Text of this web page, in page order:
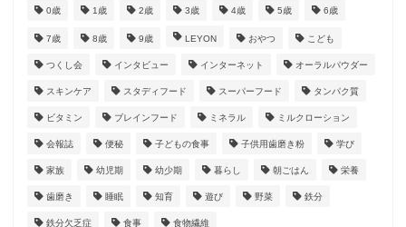
0歳 1歳 2歳 3歳 4歳 5歳 6歳
7歳 8歳 9歳 LEYON おやつ こども
つくし会 インタビュー インターネット オーラルパウダー
スキンケア スタディフード スーパーフード タンパク質
ビタミン ブレインフード ミネラル ミルクローション
会報誌 便秘 子どもの食事 子供用歯磨き粉 学び
家族 幼児期 幼少期 暮らし 朝ごはん 栄養
歯磨き 睡眠 知育 遊び 野菜 鉄分
鉄分欠乏症 食事 食物繊維